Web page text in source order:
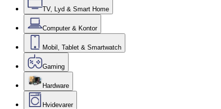
TV, Lyd & Smart Home
Computer & Kontor
Mobil, Tablet & Smartwatch
Gaming
Hardware
Hvidevarer